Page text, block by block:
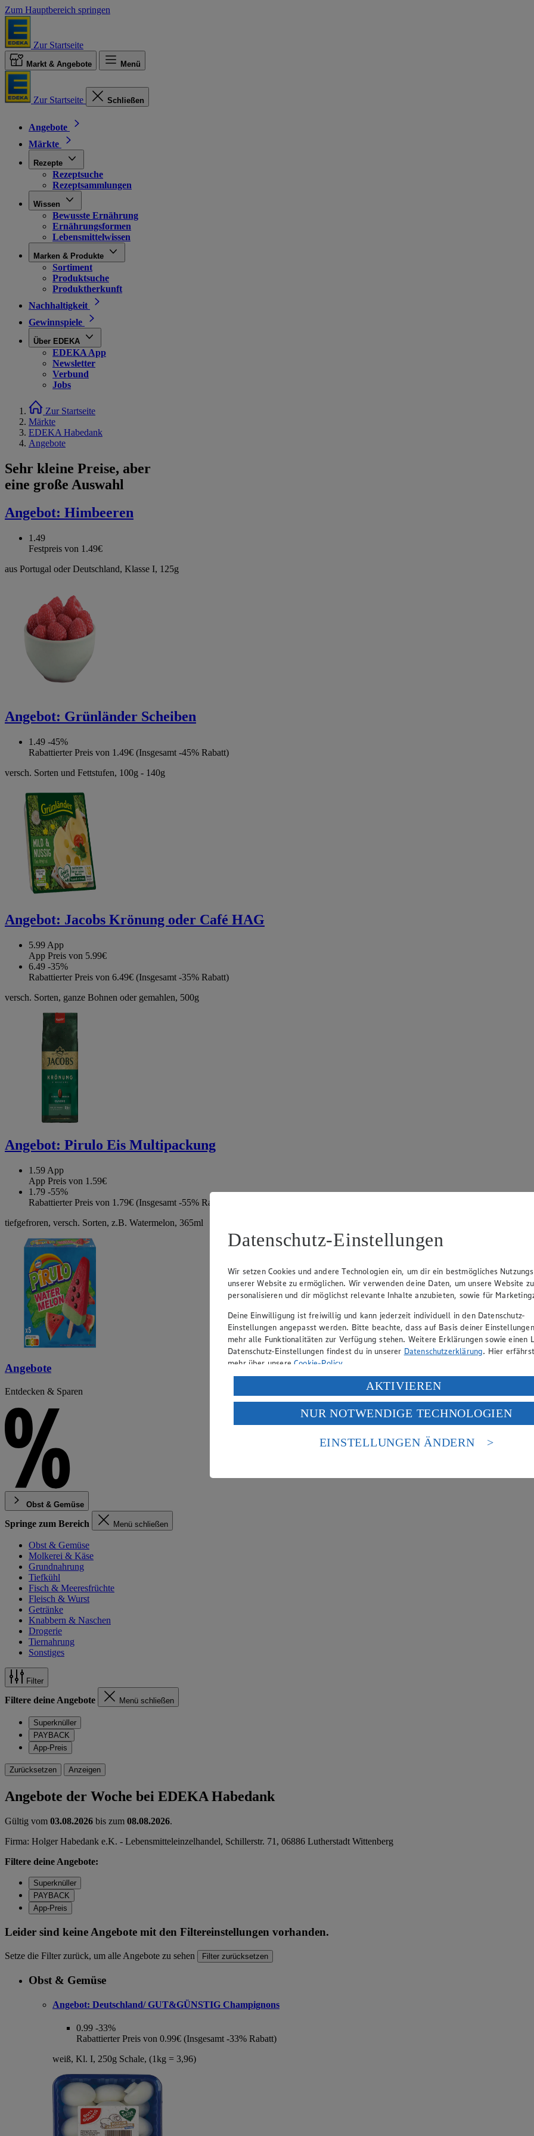
Zum Hauptbereich springen
Zur Startseite
Markt & Angebote Menü
Zur Startseite Schließen
Angebote
Märkte
Rezepte
Rezeptsuche
Rezeptsammlungen
Wissen
Bewusste Ernährung
Ernährungsformen
Lebensmittelwissen
Marken & Produkte
Sortiment
Produktsuche
Produktherkunft
Nachhaltigkeit
Gewinnspiele
Über EDEKA
EDEKA App
Newsletter
Verbund
Jobs
Zur Startseite
Märkte
EDEKA Habedank
Angebote
Sehr kleine Preise, aber
eine große Auswahl
Angebot: Himbeeren
1.49
Festpreis von 1.49€
aus Portugal oder Deutschland, Klasse I, 125g
Angebot: Grünländer Scheiben
1.49 -45%
Rabattierter Preis von 1.49€ (Insgesamt -45% Rabatt)
versch. Sorten und Fettstufen, 100g - 140g
Angebot: Jacobs Krönung oder Café HAG
5.99 App
App Preis von 5.99€
6.49 -35%
Rabattierter Preis von 6.49€ (Insgesamt -35% Rabatt)
versch. Sorten, ganze Bohnen oder gemahlen, 500g
Angebot: Pirulo Eis Multipackung
1.59 App
App Preis von 1.59€
1.79 -55%
Rabattierter Preis von 1.79€ (Insgesamt -55% Rabatt)
tiefgefroren, versch. Sorten, z.B. Watermelon, 365ml
Angebote
Entdecken & Sparen
Obst & Gemüse
Springe zum Bereich Menü schließen
Obst & Gemüse
Molkerei & Käse
Grundnahrung
Tiefkühl
Fisch & Meeresfrüchte
Fleisch & Wurst
Getränke
Knabbern & Naschen
Drogerie
Tiernahrung
Sonstiges
Filter
Filtere deine Angebote Menü schließen
Superknüller
PAYBACK
App-Preis
Zurücksetzen Anzeigen
Angebote der Woche bei EDEKA Habedank
Gültig vom 03.08.2026 bis zum 08.08.2026.
Firma: Holger Habedank e.K. - Lebensmitteleinzelhandel, Schillerstr. 71, 06886 Lutherstadt Wittenberg
Filtere deine Angebote:
Superknüller
PAYBACK
App-Preis
Leider sind keine Angebote mit den Filtereinstellungen vorhanden.
Setze die Filter zurück, um alle Angebote zu sehen Filter zurücksetzen
Obst & Gemüse
Angebot: Deutschland/ GUT&GÜNSTIG Champignons
0.99 -33%
Rabattierter Preis von 0.99€ (Insgesamt -33% Rabatt)
weiß, Kl. I, 250g Schale, (1kg = 3,96)
Datenschutz-Einstellungen
Wir setzen Cookies und andere Technologien ein, um dir ein bestmögliches
unserer Website zu ermöglichen. Wir verwenden deine Daten, um unsere Website zu
personalisieren und dir möglichst relevante Inhalte anzubieten, sowie für
Deine Einwilligung ist freiwillig und kann jederzeit individuell in den Datenschutz-
Einstellungen angepasst werden. Bitte beachte, dass auf Basis deiner
mehr alle Funktionalitäten zur Verfügung stehen. Weitere Erklärungen sowie einen
Datenschutz-Einstellungen findest du in unserer Datenschutzerklärung. Hier
mehr über unsereCookie-Policy.
Verarbeitung deiner personenbezogenen Daten in den USA durch Facebook und
Wenn du auf „Aktivieren“ klickst, willigst du im Sinne des Art. 49 Abs. 1 Satz 1 lit.
ein, dass deine Daten in den USA verarbeitet werden. Der EuGH sieht die USA als
einem nach europäischen Standards nicht angemessenen Datenschutzniveau an. Es
Risiko eines Zugriffs durch US-amerikanische Behörden.
AKTIVIEREN
NUR NOTWENDIGE TECHNOLOGIEN
EINSTELLUNGEN ÄNDERN